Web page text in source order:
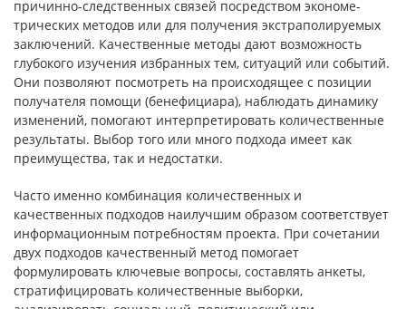
причинно-следственных связей посредством экономе-
трических методов или для получения экстраполируемых
заключений. Ка­чественные методы дают возможность
глубокого изучения избранных тем, ситуаций или событий.
Они позволяют посмотреть на происходящее с по­зиции
получателя помощи (бенефициара), наблюдать динамику
изменений, помогают интерпретировать количественные
результаты. Выбор того или много подхода имеет как
преимущества, так и недостатки.
Часто именно комбинация количественных и
качественных подхо­дов наилучшим образом соответствует
информационным потребностям проекта. При сочетании
двух подходов качественный метод помогает
формулировать ключевые вопросы, составлять анкеты,
стратифициро­вать количественные выборки,